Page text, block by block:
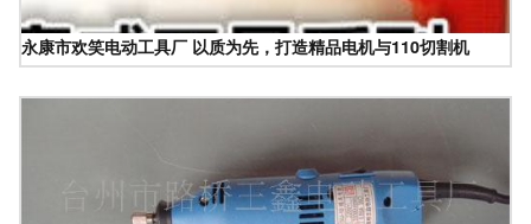
永康市欢笑电动工具厂 以质为先，打造精品电机与110切割机